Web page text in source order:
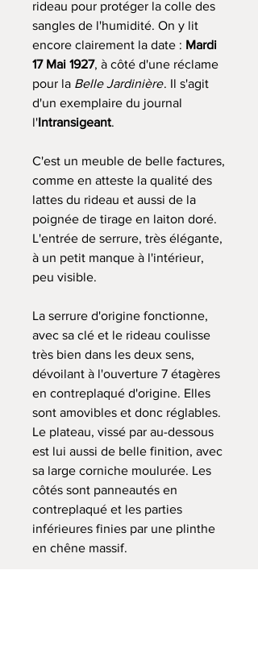
rideau pour protéger la colle des
sangles de l'humidité. On y lit
encore clairement la date : Mardi
17 Mai 1927, à côté d'une réclame
pour la Belle Jardinière. Il s'agit
d'un exemplaire du journal
l'Intransigeant.
C'est un meuble de belle factures,
comme en atteste la qualité des
lattes du rideau et aussi de la
poignée de tirage en laiton doré.
L'entrée de serrure, très élégante,
à un petit manque à l'intérieur,
peu visible.
La serrure d'origine fonctionne,
avec sa clé et le rideau coulisse
très bien dans les deux sens,
dévoilant à l'ouverture 7 étagères
en contreplaqué d'origine. Elles
sont amovibles et donc réglables.
Le plateau, vissé par au-dessous
est lui aussi de belle finition, avec
sa large corniche moulurée. Les
côtés sont panneautés en
contreplaqué et les parties
inférieures finies par une plinthe
en chêne massif.